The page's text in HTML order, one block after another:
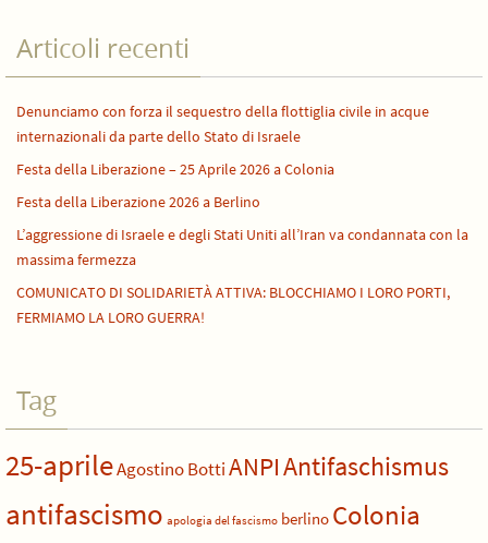
Articoli recenti
Denunciamo con forza il sequestro della flottiglia civile in acque
internazionali da parte dello Stato di Israele
Festa della Liberazione – 25 Aprile 2026 a Colonia
Festa della Liberazione 2026 a Berlino
L’aggressione di Israele e degli Stati Uniti all’Iran va condannata con la
massima fermezza
COMUNICATO DI SOLIDARIETÀ ATTIVA: BLOCCHIAMO I LORO PORTI,
FERMIAMO LA LORO GUERRA!
Tag
25-aprileAgostino BottiANPIAntifaschismus
antifascismo apologia del fascismo berlino Colonia